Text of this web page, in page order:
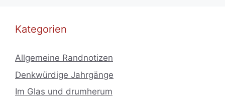
Kategorien
Allgemeine Randnotizen
Denkwürdige Jahrgänge
Im Glas und drumherum